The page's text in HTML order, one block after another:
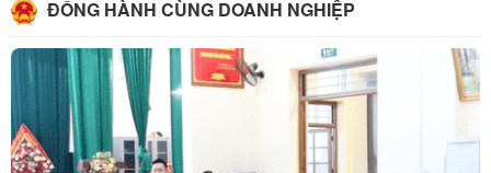
ĐỒNG HÀNH CÙNG DOANH NGHIỆP